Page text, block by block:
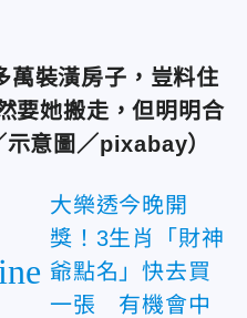
萬裝潢房子，豈料住
要她搬走，但明明合
意圖／pixabay）
大樂透今晚開
獎！3生肖「財神
爺點名」快去買
一張 有機會中